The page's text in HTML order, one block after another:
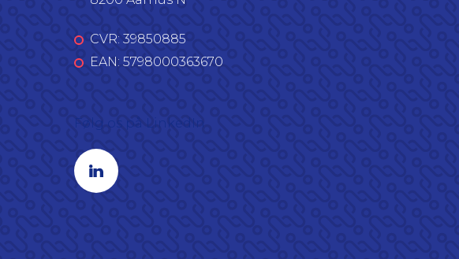
CVR: 39850885
EAN: 5798000363670
Linkedin profil